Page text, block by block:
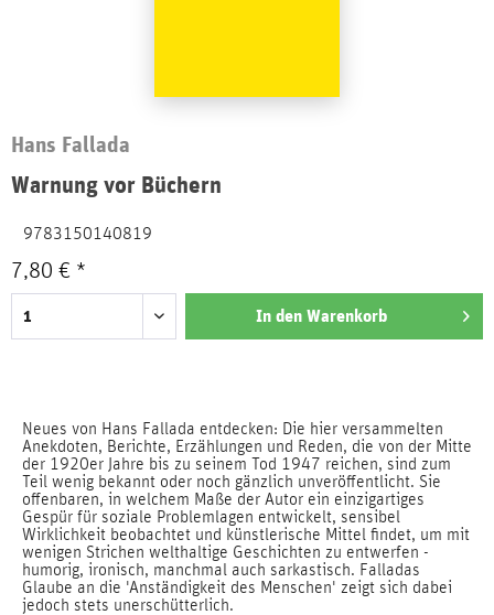
Hans Fallada
Warnung vor Büchern
9783150140819
7,80 € *
In den Warenkorb
Neues von Hans Fallada entdecken: Die hier versammelten
Anekdoten, Berichte, Erzählungen und Reden, die von der Mitte
der 1920er Jahre bis zu seinem Tod 1947 reichen, sind zum
Teil wenig bekannt oder noch gänzlich unveröffentlicht. Sie
offenbaren, in welchem Maße der Autor ein einzigartiges
Gespür für soziale Problemlagen entwickelt, sensibel
Wirklichkeit beobachtet und künstlerische Mittel findet, um mit
wenigen Strichen welthaltige Geschichten zu entwerfen -
humorig, ironisch, manchmal auch sarkastisch. Falladas
Glaube an die 'Anständigkeit des Menschen' zeigt sich dabei
jedoch stets unerschütterlich.